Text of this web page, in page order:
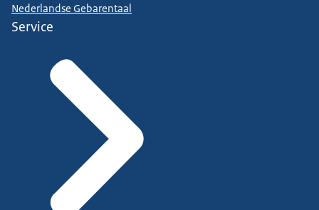
Nederlandse Gebarentaal
Service